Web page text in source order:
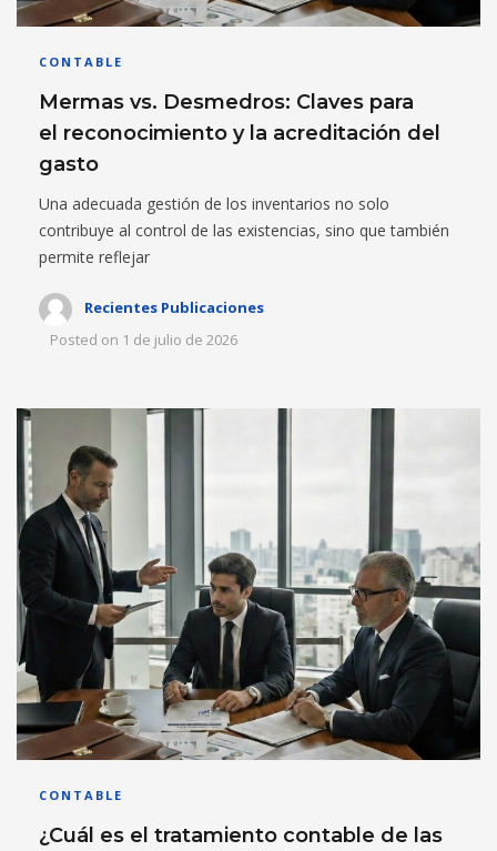
CONTABLE
Mermas vs. Desmedros: Claves para
el reconocimiento y la acreditación del
gasto
Una adecuada gestión de los inventarios no solo
contribuye al control de las existencias, sino que también
permite reflejar
Recientes Publicaciones
Posted on 1 de julio de 2026
CONTABLE
¿Cuál es el tratamiento contable de las